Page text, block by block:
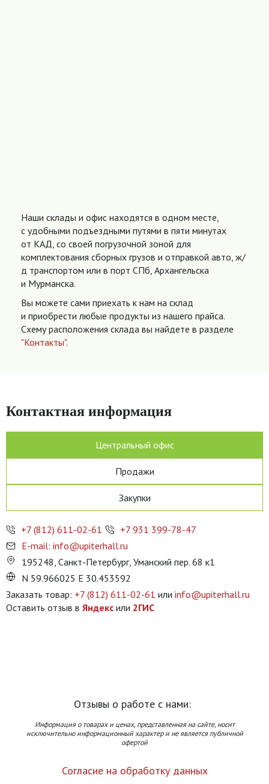
Наши склады и офис находятся в одном месте,
с удобными подъездными путями в пяти минутах
от КАД, со своей погрузочной зоной для
комплектования сборных грузов и отправкой авто, ж/
д транспортом или в порт СПб, Архангельска
и Мурманска.
Вы можете сами приехать к нам на склад
и приобрести любые продукты из нашего прайса.
Схему расположения склада вы найдете в разделе
"Контакты".
Контактная информация
Центральный офис
Продажи
Закупки
+7 (812) 611-02-61
+7 931 399-78-47
E-mail: info@upiterhall.ru
195248, Санкт-Петербург, Уманский пер. 68 к1
N 59.966025 E 30.453592
Заказать товар: +7 (812) 611-02-61 или info@upiterhall.ru
Оставить отзыв в Яндекс или 2ГИС
Отзывы о работе с нами:
Информация о товарах и ценах, представленная на сайте, носит
исключительно информационный характер и не является публичной
офертой
Согласие на обработку данных